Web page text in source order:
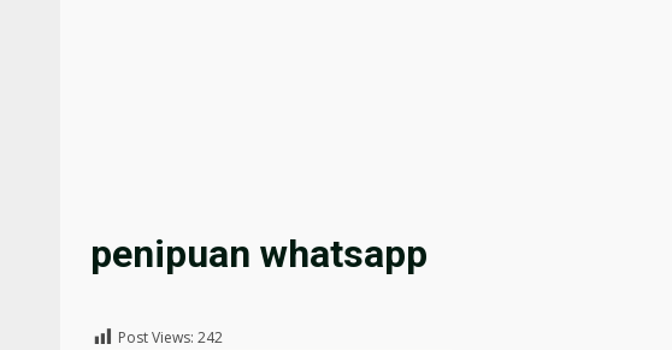
penipuan whatsapp
Post Views: 242